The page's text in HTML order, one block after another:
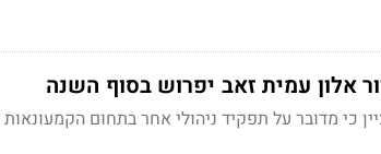
כי מדובר על תפקיד ניהולי אחר בתחום הקמעונאות